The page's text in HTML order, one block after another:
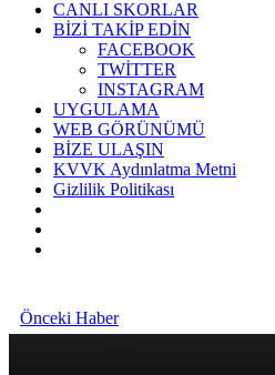
CANLI SKORLAR
BİZİ TAKİP EDİN
FACEBOOK
TWİTTER
INSTAGRAM
UYGULAMA
WEB GÖRÜNÜMÜ
BİZE ULAŞIN
KVVK Aydınlatma Metni
Gizlilik Politikası
Önceki Haber